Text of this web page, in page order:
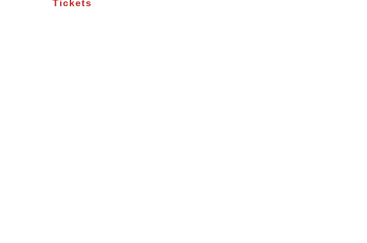
Tickets